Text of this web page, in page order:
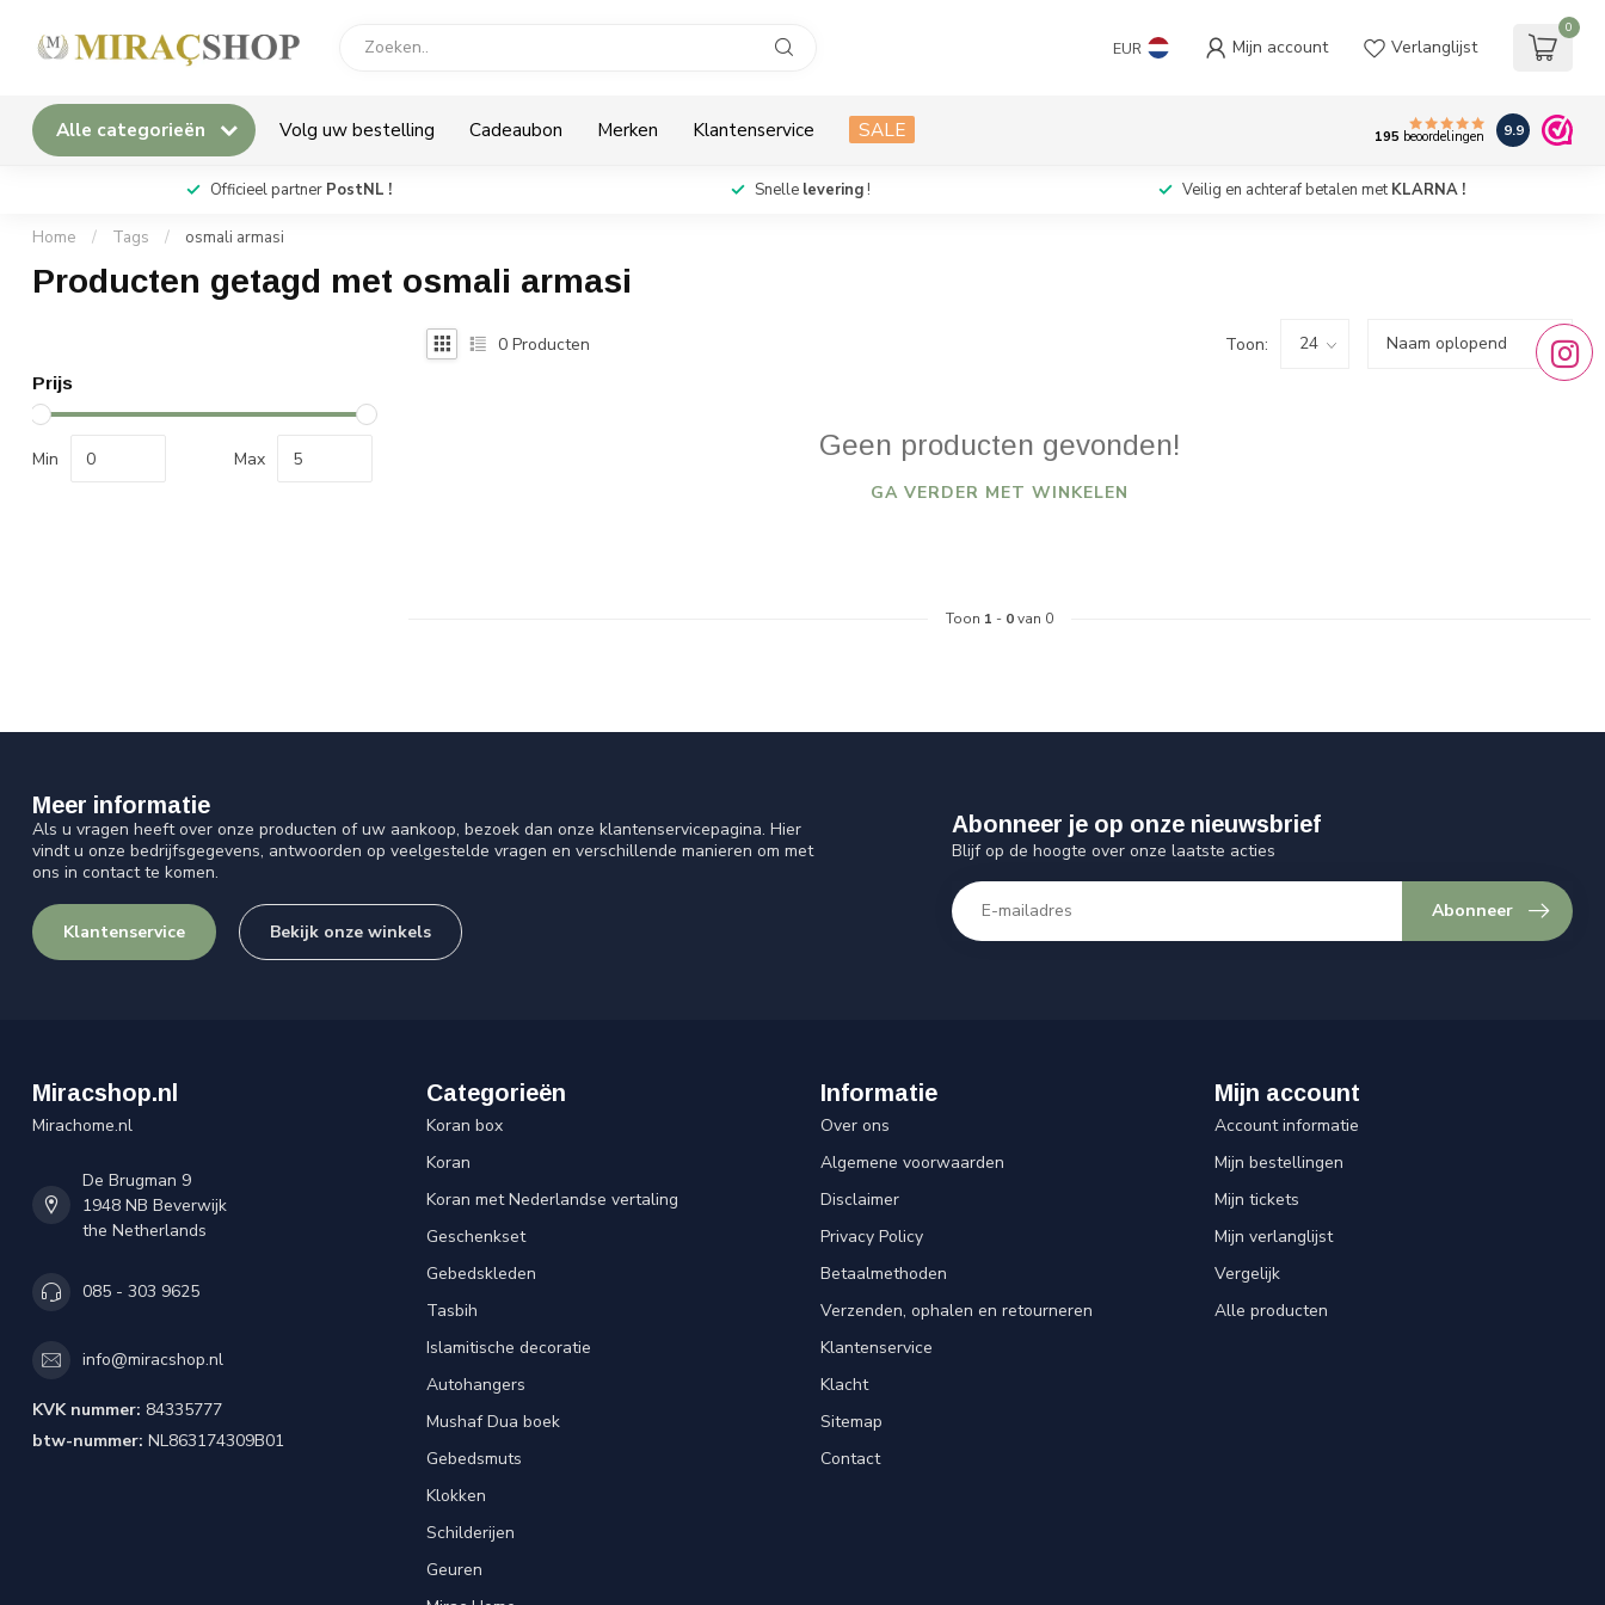
EUR Mijn account Verlanglijst
0
Alle categorieën Volg uw bestelling Cadeaubon Merken Klantenservice SALE 195 beoordelingen 9.9
Officieel partner PostNL ! Snelle levering! Veilig en achteraf betalen met KLARNA !
Home / Tags / osmali armasi
Producten getagd met osmali armasi
Prijs
Min Max
0 Producten Toon:
Geen producten gevonden!
GA VERDER MET WINKELEN
Toon 1 - 0van 0
Meer informatie
Als u vragen heeft over onze producten of uw aankoop, bezoek dan onze klantenservicepagina. Hier
vindt u onze bedrijfsgegevens, antwoorden op veelgestelde vragen en verschillende manieren om met
ons in contact te komen.
Klantenservice Bekijk onze winkels
Abonneer je op onze nieuwsbrief
Blijf op de hoogte over onze laatste acties
Abonneer
Miracshop.nl
Mirachome.nl
De Brugman 9
1948 NB Beverwijk
the Netherlands
085 - 303 9625
info@miracshop.nl
KVK nummer: 84335777
btw-nummer: NL863174309B01
Categorieën
Koran box
Koran
Koran met Nederlandse vertaling
Geschenkset
Gebedskleden
Tasbih
Islamitische decoratie
Autohangers
Mushaf Dua boek
Gebedsmuts
Klokken
Schilderijen
Geuren
Informatie
Over ons
Algemene voorwaarden
Disclaimer
Privacy Policy
Betaalmethoden
Verzenden, ophalen en retourneren
Klantenservice
Klacht
Sitemap
Contact
Mijn account
Account informatie
Mijn bestellingen
Mijn tickets
Mijn verlanglijst
Vergelijk
Alle producten